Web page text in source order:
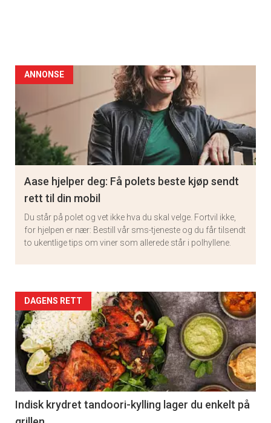
×
Få ukentlige nyhetsbrev fra
ANNONSE
Aase hjelper deg: Få polets beste kjøp sendt
rett til din mobil
Du står på polet og vet ikke hva du skal velge. Fortvil ikke,
for hjelpen er nær: Bestill vår sms-tjeneste og du får tilsendt
to ukentlige tips om viner som allerede står i polhyllene.
Artikler
detail
-
section
11
DAGENS RETT
Indisk krydret tandoori-kylling lager du enkelt på